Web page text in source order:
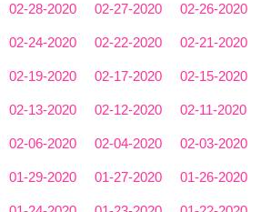
02-28-2020 02-27-2020 02-26-2020
02-24-2020 02-22-2020 02-21-2020
02-19-2020 02-17-2020 02-15-2020
02-13-2020 02-12-2020 02-11-2020
02-06-2020 02-04-2020 02-03-2020
01-29-2020 01-27-2020 01-26-2020